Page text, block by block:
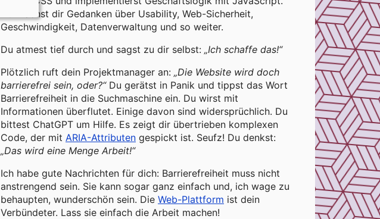
Du machst dir Gedanken über Usability, Web-Sicherheit,
Geschwindigkeit, Datenverwaltung und so weiter.
Du atmest tief durch und sagst zu dir selbst: „Ich schaffe das!“
Plötzlich ruft dein Projektmanager an: „Die Website wird doch
barrierefrei sein, oder?“Du gerätst in Panik und tippst das Wort
Barrierefreiheit in die Suchmaschine ein. Du wirst mit
Informationen überflutet. Einige davon sind widersprüchlich. Du
bittest ChatGPT um Hilfe. Es zeigt dir übertrieben komplexen
Code, der mit ARIA-Attributen gespickt ist. Seufz! Du denkst:
„Das wird eine Menge Arbeit!“
Ich habe gute Nachrichten für dich: Barrierefreiheit muss nicht
anstrengend sein. Sie kann sogar ganz einfach und, ich wage zu
behaupten, wunderschön sein. Die Web-Plattform ist dein
Verbündeter. Lass sie einfach die Arbeit machen!